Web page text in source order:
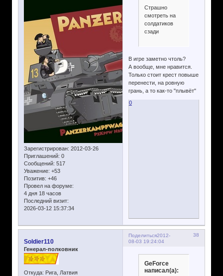
Зарегистрирован: 2012-03-26
Приглашений: 0
Сообщений: 517
Уважение: +53
Позитив: +46
Провел на форуме:
4 дня 18 часов
Последний визит:
2026-03-12 15:37:34
Страшно
смотреть на
солдатиков
сзади
В игре заметно чтоль?
А вообще, мне нравится.
Только стоит крест повыше
перенести, на ровную
грань, а то как-то "плывёт"
0
Поделиться 38
2012-
08-03 19:24:04
Soldier110
Генерал-полковник
Откуда: Рига, Латвия
GeForce
написал(а):